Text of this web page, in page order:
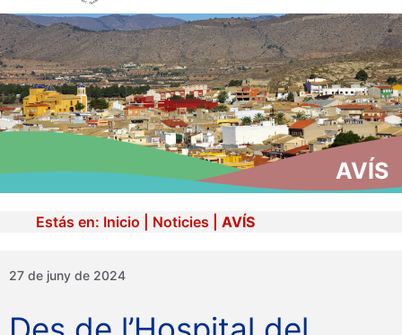
AVÍS
Estás en: Inicio Noticies AVÍS
27 de juny de 2024